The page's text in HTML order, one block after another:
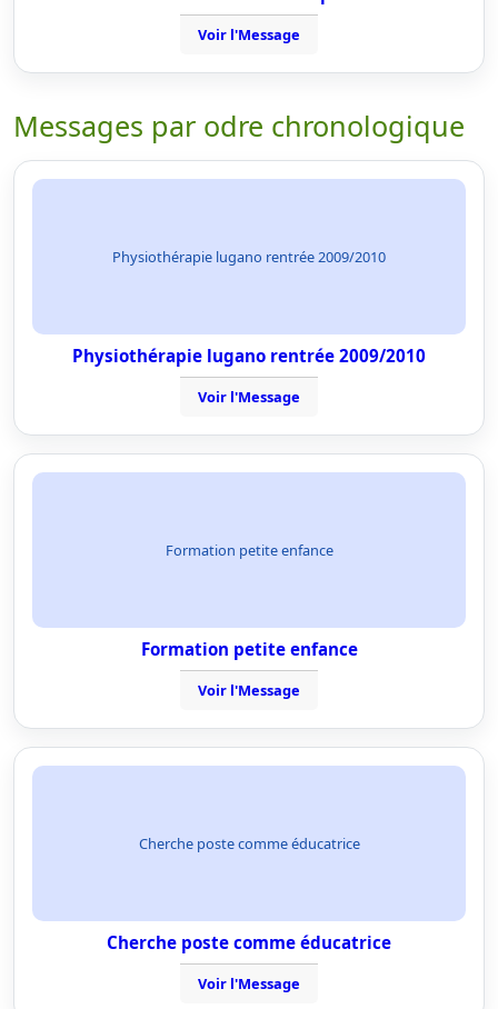
Voir l'Message
Messages par odre chronologique
Physiothérapie lugano rentrée 2009/2010
Physiothérapie lugano rentrée 2009/2010
Voir l'Message
Formation petite enfance
Formation petite enfance
Voir l'Message
Cherche poste comme éducatrice
Cherche poste comme éducatrice
Voir l'Message